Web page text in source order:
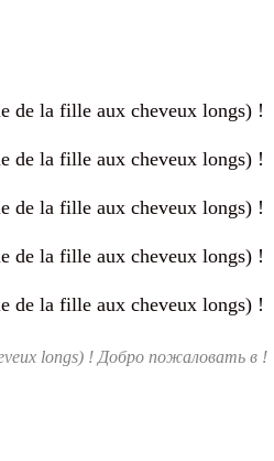
longs) ! Добро пожаловать в !